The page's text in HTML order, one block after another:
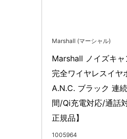
Marshall (マーシャル)
Marshall ノイズキ
完全ワイヤレスイ
A.N.C. ブラック 連
間/Qi充電対応/通話
正規品】
1005964